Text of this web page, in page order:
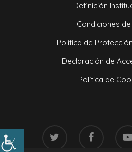
Definición
Condiciones de
Política de
Declaración de
Política de